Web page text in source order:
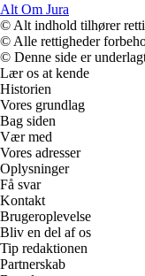
Alt Om Jura
© Alt indhold tilhører
© Alle rettigheder
© Denne side er
Lær os at kende
Historien
Vores grundlag
Bag siden
Vær med
Vores adresser
Oplysninger
Få svar
Kontakt
Brugeroplevelse
Bliv en del af os
Tip redaktionen
Partnerskab